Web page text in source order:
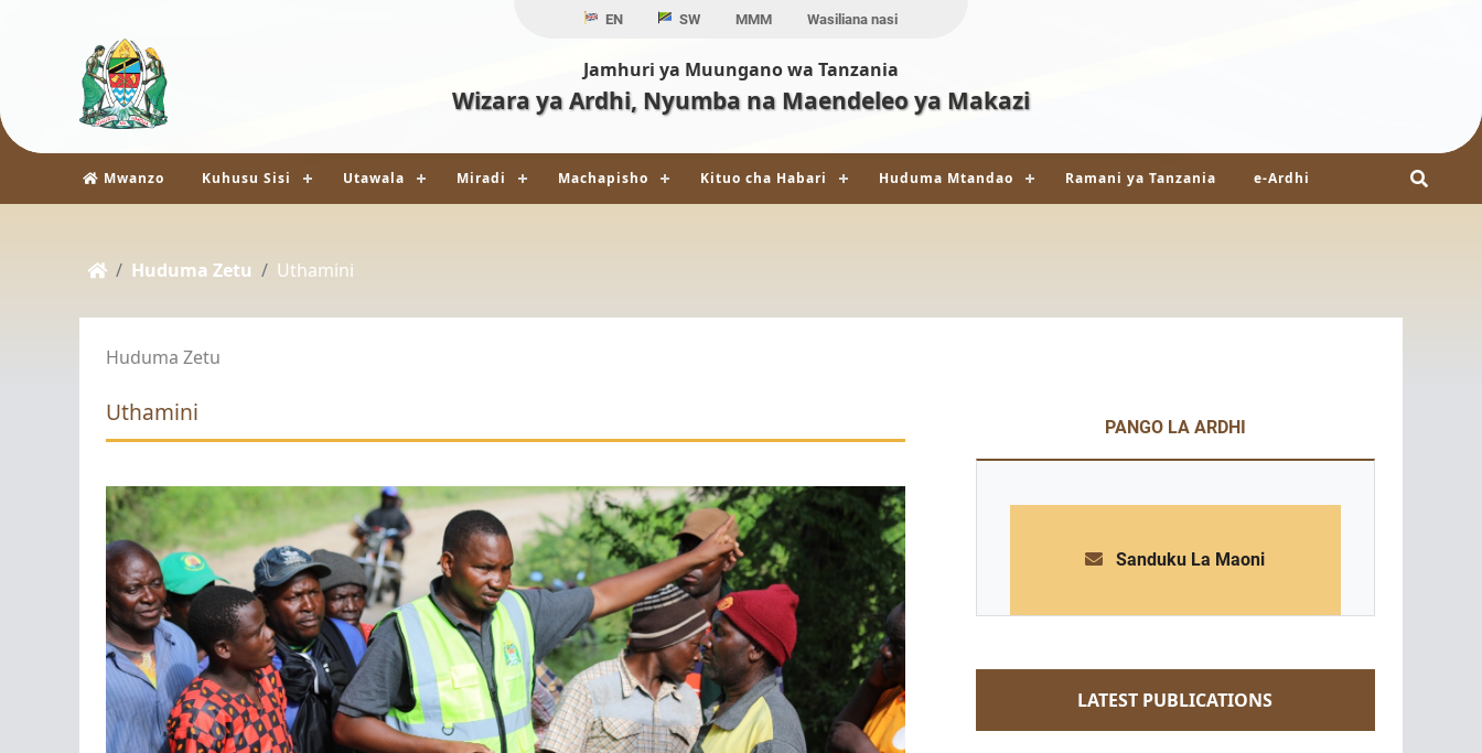
EN SW MMM Wasiliana nasi
Jamhuri ya Muungano wa Tanzania
Wizara ya Ardhi, Nyumba na Maendeleo ya Makazi
Mwanzo Kuhusu Sisi Utawala Miradi Machapisho Kituo cha Habari Huduma Mtandao Ramani ya Tanzania e-Ardhi
Vyombo vya Habari
Huduma Zetu Uthamini
Huduma Zetu
Uthamini
PANGO LA ARDHI
Sanduku La Maoni
LATEST PUBLICATIONS